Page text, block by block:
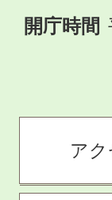
開庁時間
アク